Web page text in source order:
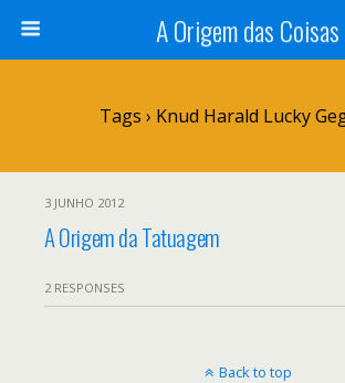
A Origem das Coisas
Tags › Knud Harald Lucky
3 JUNHO 2012
A Origem da Tatuagem
2 RESPONSES
Back to top